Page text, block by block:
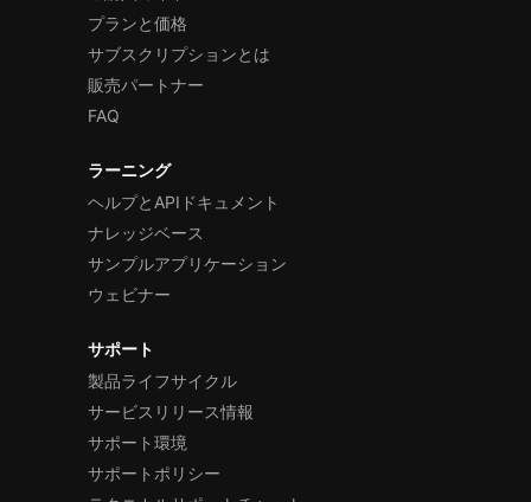
プランと価格
サブスクリプションとは
販売パートナー
FAQ
ラーニング
ヘルプとAPIドキュメント
ナレッジベース
サンプルアプリケーション
ウェビナー
サポート
製品ライフサイクル
サービスリリース情報
サポート環境
サポートポリシー